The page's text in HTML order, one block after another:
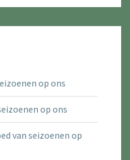
op ons
op ons
van seizoenen op